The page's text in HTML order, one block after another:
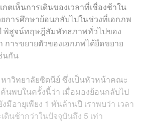
ตเห็นการเดินของเวลาที่เชื่องช้าใน
การศึกษาย้อนกลับไปในช่วงที่เอกภพ
พิสูจน์ทฤษฎีสัมพัทธภาพทั่วไปของ
การขยายตัวของเอกภพได้ยืดขยาย
นกัน
หาวิทยาลัยซิดนีย์ ซึ่งเป็นหัวหน้าคณะ
ค้นพบในครั้งนี้ว่า เมื่อมองย้อนกลับไป
มีอายุเพียง 1 พันล้านปี เราพบว่า เวลา
ดินช้ากว่าในปัจจุบันถึง 5 เท่า